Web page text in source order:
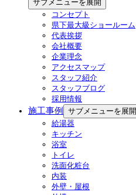
サブメニューを展開
コンセプト
県下最大級ショールーム
代表挨拶
会社概要
企業理念
アクセスマップ
スタッフ紹介
スタッフブログ
採用情報
施工事例
サブメニューを展開
給湯器
キッチン
浴室
トイレ
洗面化粧台
内装
外壁・屋根